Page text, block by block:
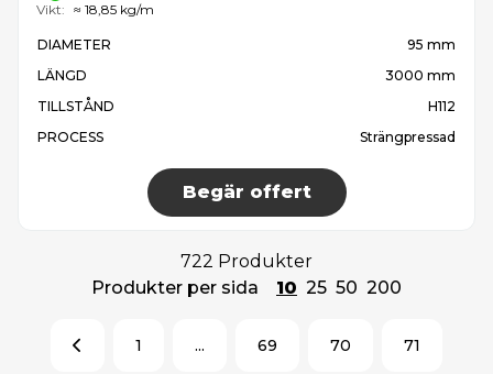
DIAMETER
95 mm
LÄNGD
3000 mm
TILLSTÅND
H112
PROCESS
Strängpressad
Begär offert
Vikt: ≈ 18,85 kg/m
722 Produkter
Produkter per sida
10 25 50 200
1 ... 69 70 71